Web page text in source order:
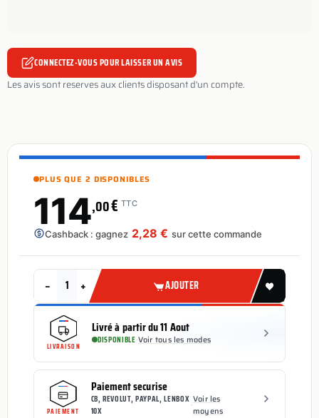
CONNECTEZ-VOUS POUR LAISSER UN AVIS
Les avis sont reserves aux clients disposant d'un compte.
PLUS QUE 2 DISPONIBLES
114,00€ TTC
Cashback : gagnez 2,28 € sur cette commande
− + AJOUTER
LIVRAISON
Livré à partir du 11 Aout
DISPONIBLE·Voir tous les modes
PAIEMENT
Paiement securise
CB, REVOLUT, PAYPAL, LENBOX
10X
·Voir les
moyens